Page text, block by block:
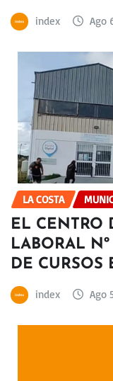
index Ago
LA COSTA
EL CENTRO
LABORAL
DE
index Ago